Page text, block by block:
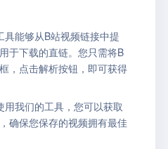
具能够从B站视频链接中提
于下载的直链。您只需将B
，点击解析按钮，即可获得
我们的工具，您可以获取
确保您保存的视频拥有最佳